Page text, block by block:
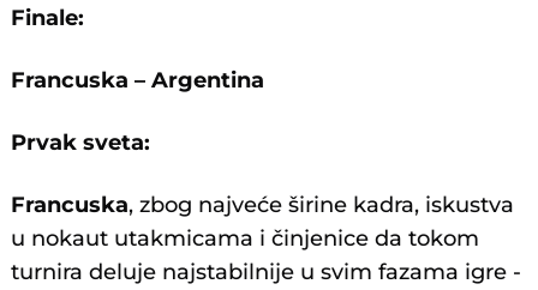
Finale:
Francuska – Argentina
Prvak sveta:
Francuska, zbog najveće širine kadra, iskustva
u nokaut utakmicama i činjenice da tokom
turnira deluje najstabilnije u svim fazama igre -